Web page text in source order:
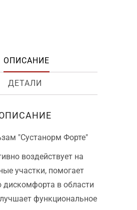
ОПИСАНИЕ
ДЕТАЛИ
"Сустанорм Форте"
воздействует на
участки, помогает
дискомфорта в области
функциональное